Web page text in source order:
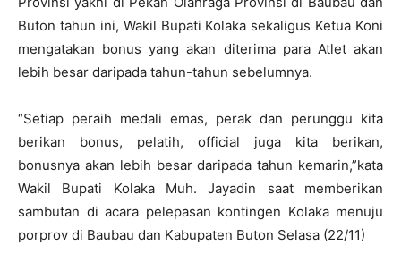
Buton tahun ini, Wakil Bupati Kolaka sekaligus Ketua Koni
mengatakan bonus yang akan diterima para Atlet akan
lebih besar daripada tahun-tahun sebelumnya.
“Setiap peraih medali emas, perak dan perunggu kita
berikan bonus, pelatih, official juga kita berikan,
bonusnya akan lebih besar daripada tahun kemarin,”kata
Wakil Bupati Kolaka Muh. Jayadin saat memberikan
sambutan di acara pelepasan kontingen Kolaka menuju
porprov di Baubau dan Kabupaten Buton Selasa (22/11)